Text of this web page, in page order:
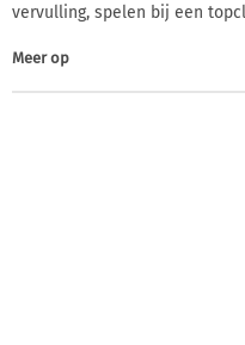
vervulling, spelen bij een
Meer op